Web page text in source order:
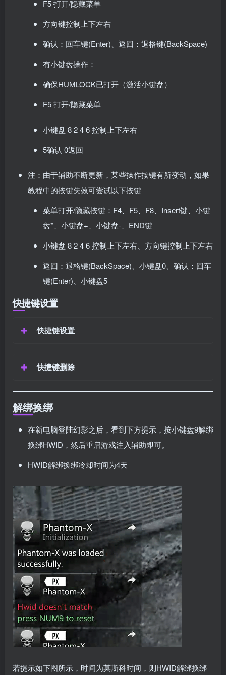
F5 打开/隐藏菜单
方向键控制上下左右
确认：回车键(Enter)、返回：退格键(BackSpace)
有小键盘操作：
确保HUMLOCK已打开（激活小键盘）
F5 打开/隐藏菜单
小键盘 8 2 4 6 控制上下左右
5确认 0返回
注：由于辅助不断更新，某些操作按键有所变动，如果
教程中的按键失效可尝试以下按键
菜单打开/隐藏按键：F4、F5、F8、Insert键、小键
盘*、小键盘+、小键盘-、END键
小键盘 8 2 4 6 控制上下左右、方向键控制上下左右
返回：退格键(BackSpace)、小键盘0、确认：回车
键(Enter)、小键盘5
快捷键设置
快捷键设置
快捷键删除
解绑换绑
在新电脑登陆幻影之后，看到下方提示，按小键盘9解绑
换绑HWID，然后重启游戏注入辅助即可。
HWID解绑换绑冷却时间为4天
若提示如下图所示，时间为莫斯科时间，则HWID解绑换绑